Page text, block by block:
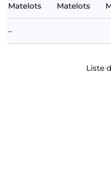
Matelots Matelots
–
Liste